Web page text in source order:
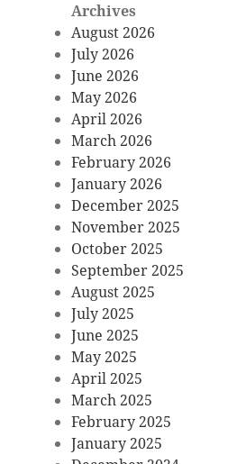
Archives
August 2026
July 2026
June 2026
May 2026
April 2026
March 2026
February 2026
January 2026
December 2025
November 2025
October 2025
September 2025
August 2025
July 2025
June 2025
May 2025
April 2025
March 2025
February 2025
January 2025